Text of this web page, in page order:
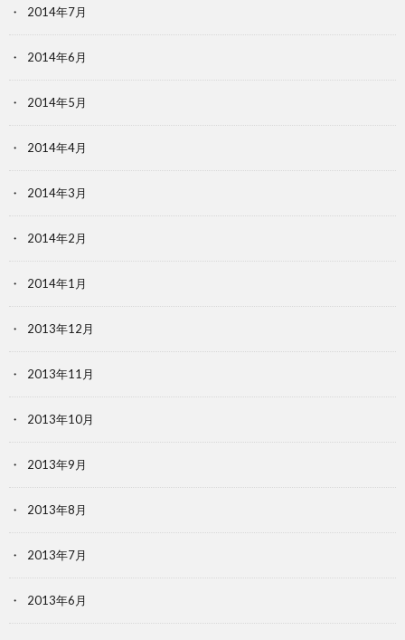
2014年7月
2014年6月
2014年5月
2014年4月
2014年3月
2014年2月
2014年1月
2013年12月
2013年11月
2013年10月
2013年9月
2013年8月
2013年7月
2013年6月